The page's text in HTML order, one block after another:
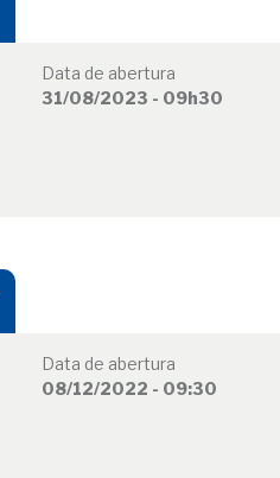
Data de abertura
31/08/2023 - 09h30
Data de abertura
08/12/2022 - 09:30